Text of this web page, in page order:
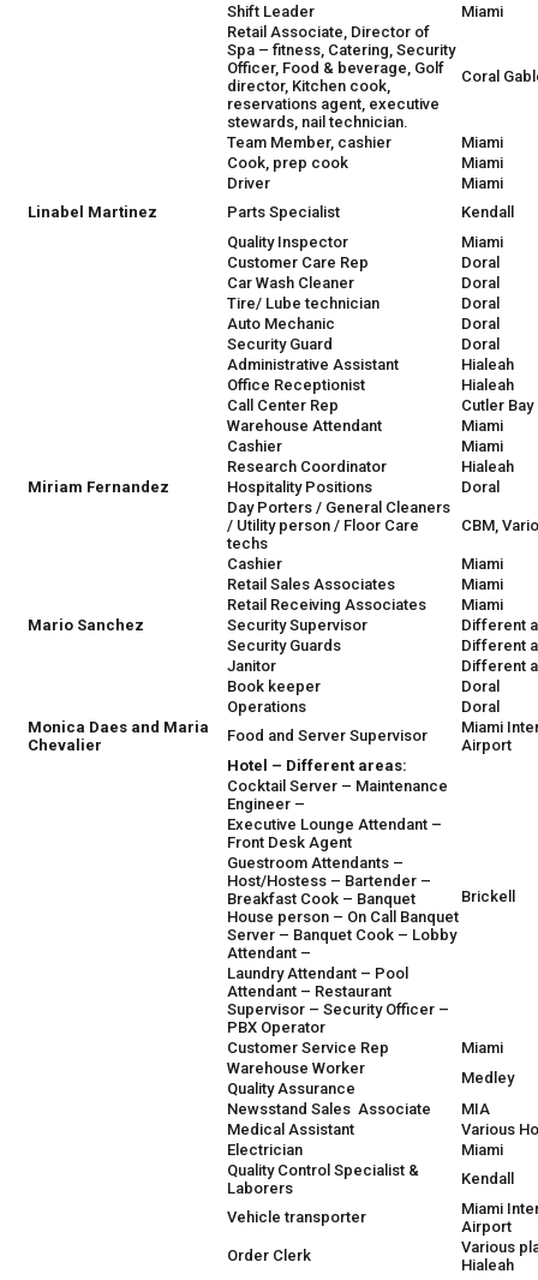
Shift Leader
Miami
Retail Associate, Director of
Spa – fitness, Catering, Security
Officer, Food & beverage, Golf
director, Kitchen cook,
reservations agent, executive
stewards, nail technician.
Coral
Team Member, cashier
Miami
Cook, prep cook
Miami
Driver
Miami
Linabel Martinez
Parts Specialist
Kendall
Quality Inspector
Miami
Customer Care Rep
Doral
Car Wash Cleaner
Doral
Tire/ Lube technician
Doral
Auto Mechanic
Doral
Security Guard
Doral
Administrative Assistant
Hialeah
Office Receptionist
Hialeah
Call Center Rep
Cutler Bay
Warehouse Attendant
Miami
Cashier
Miami
Research Coordinator
Hialeah
Miriam Fernandez
Hospitality Positions
Doral
Day Porters / General Cleaners
/ Utility person / Floor Care
techs
CBM,
Cashier
Miami
Retail Sales Associates
Miami
Retail Receiving Associates
Miami
Mario Sanchez
Security Supervisor
Different
Security Guards
Different
Janitor
Different
Book keeper
Doral
Operations
Doral
Monica Daes and Maria
Chevalier
Food and Server Supervisor
Miami
Airport
Hotel – Different areas:
Brickell
Cocktail Server – Maintenance
Engineer –
Executive Lounge Attendant –
Front Desk Agent
Guestroom Attendants –
Host/Hostess – Bartender –
Breakfast Cook – Banquet
House person – On Call Banquet
Server – Banquet Cook – Lobby
Attendant –
Laundry Attendant – Pool
Attendant – Restaurant
Supervisor – Security Officer –
PBX Operator
Customer Service Rep
Miami
Warehouse Worker
Medley
Quality Assurance
Newsstand Sales Associate
MIA
Medical Assistant
Various
Electrician
Miami
Quality Control Specialist &
Laborers
Kendall
Vehicle transporter
Miami
Airport
Order Clerk
Various
Hialeah